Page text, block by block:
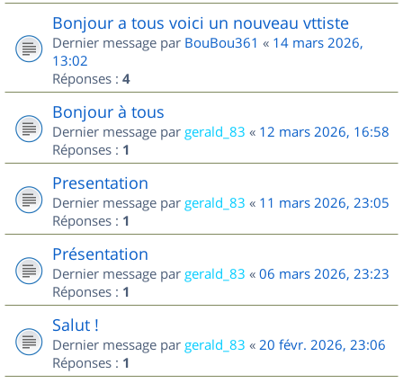
Bonjour a tous voici un nouveau vttiste
Dernier message par BouBou361 « 14 mars 2026,
13:02
Réponses : 4
Bonjour à tous
Dernier message par gerald_83 « 12 mars 2026, 16:58
Réponses : 1
Presentation
Dernier message par gerald_83 « 11 mars 2026, 23:05
Réponses : 1
Présentation
Dernier message par gerald_83 « 06 mars 2026, 23:23
Réponses : 1
Salut !
Dernier message par gerald_83 « 20 févr. 2026, 23:06
Réponses : 1